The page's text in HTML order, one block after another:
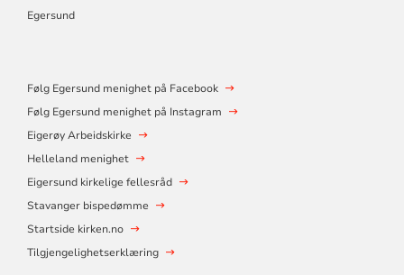
Egersund
Følg Egersund menighet på Facebook
Følg Egersund menighet på Instagram
Eigerøy Arbeidskirke
Helleland menighet
Eigersund kirkelige fellesråd
Stavanger bispedømme
Startside kirken.no
Tilgjengelighetserklæring